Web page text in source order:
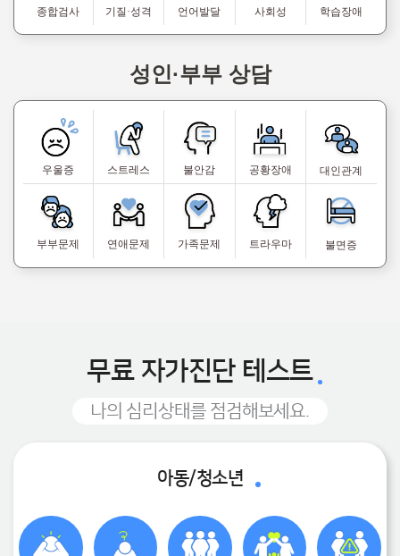
종합검사 기질·성격 언어발달 사회성 학습장애
성인·부부 상담
우울증 스트레스 불안감 공황장애 대인관계
부부문제 연애문제 가족문제 트라우마 불면증
무료 자가진단 테스트
나의 심리상태를 점검해보세요.
아동/청소년